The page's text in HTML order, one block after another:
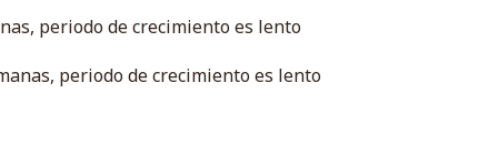
periodo de crecimiento es lento
periodo de crecimiento es lento